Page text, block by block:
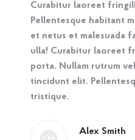
Alex Smith
Curabitur laoreet
Pellentesque habitant
et netus et malesuada
ulla! Curabitur laoreet
porta. Nullam rutrum
tincidunt elit.
tristique.